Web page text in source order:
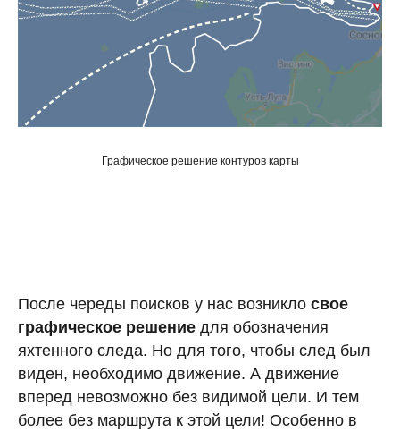
Графическое решение контуров карты
После череды поисков у нас возникло свое
графическое решение для обозначения
яхтенного следа. Но для того, чтобы след был
виден, необходимо движение. А движение
вперед невозможно без видимой цели. И тем
более без маршрута к этой цели! Особенно в